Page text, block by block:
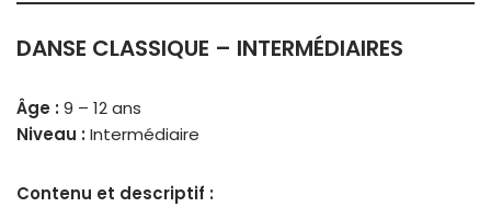
DANSE CLASSIQUE – INTERMÉDIAIRES
Âge : 9 – 12 ans
Niveau : Intermédiaire
Contenu et descriptif :